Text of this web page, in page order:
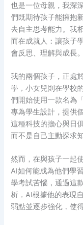
也是一位母親，我深
們既期待孩子能擁抱
去自主思考能力。我
而在成就人：讓孩子
會反思、理解與成長。
我的兩個孩子，正處
學，小女兒則在學校
們開始使用一款名為
專為學生設計，提供
這種科技的擔心與日
而不是自己主動探求知
然而，在與孩子一起
AI如何能成為他們學
學考試苦惱，通過這
析，AI根據他的表現
弱點並逐步強化，使